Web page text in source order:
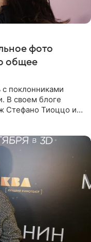
фото
общее
с поклонниками
В своем блоге
Стефано Тиоццо и